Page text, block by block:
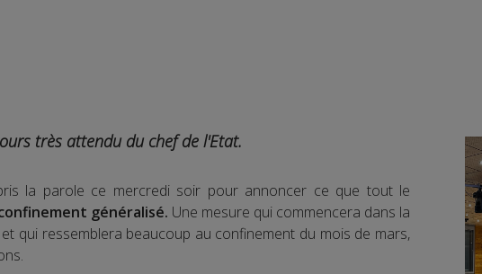
très attendu du chef de l'Etat.
la parole ce mercredi soir pour annoncer ce que tout le
généralisé. Une mesure qui commencera dans la
qui ressemblera beaucoup au confinement du mois de mars,